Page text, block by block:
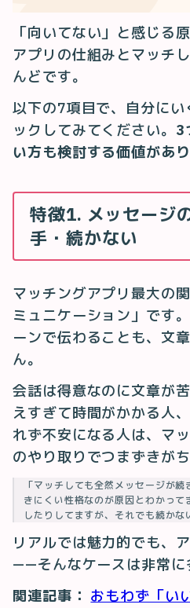
「向いてない」と感じる
アプリの仕組みとマッチ
んどです。
以下の7項目で、自分にい
ックしてみてください。 3
い方も検討する価値があり
特徴1. メッセージ
手・続かない
マッチングアプリ最大の
ミュニケーション」です
ーンで伝わることも、文
ん。
会話は得意なのに文章が
えすぎて時間がかかる人
れず不安になる人は、マ
のやり取りでつまずきがち
「マッチしても全然メッセージが
きにくい性格なのが原因とわかっ
したりしてますが、それでも続か
リアルでは魅力的でも、
——そんなケースは非常に
関連記事： おもわず「い